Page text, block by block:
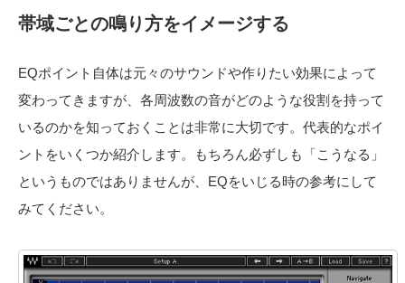
帯域ごとの鳴り方をイメージする
EQポイント自体は元々のサウンドや作りたい効果によって
変わってきますが、各周波数の音がどのような役割を持って
いるのかを知っておくことは非常に大切です。代表的なポイ
ントをいくつか紹介します。もちろん必ずしも「こうなる」
というものではありませんが、EQをいじる時の参考にして
みてください。